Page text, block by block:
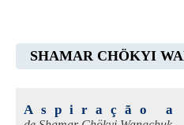
SHAMAR CHÖKYI
Aspiração a